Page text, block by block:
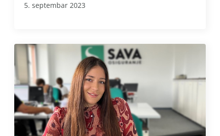
5. septembar 2023